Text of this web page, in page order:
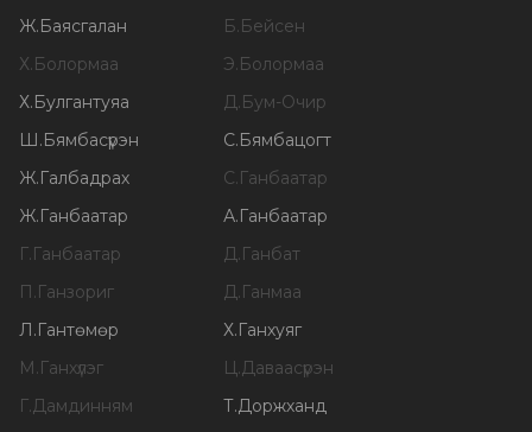
Ж.Баясгалан Б.Бейсен
Х.Болормаа Э.Болормаа
Х.Булгантуяа Д.Бум-Очир
Ш.Бямбасүрэн С.Бямбацогт
Ж.Галбадрах С.Ганбаатар
Ж.Ганбаатар А.Ганбаатар
Г.Ганбаатар Д.Ганбат
П.Ганзориг Д.Ганмаа
Л.Гантөмөр Х.Ганхуяг
М.Ганхүлэг Ц.Даваасүрэн
Г.Дамдинням Т.Доржханд